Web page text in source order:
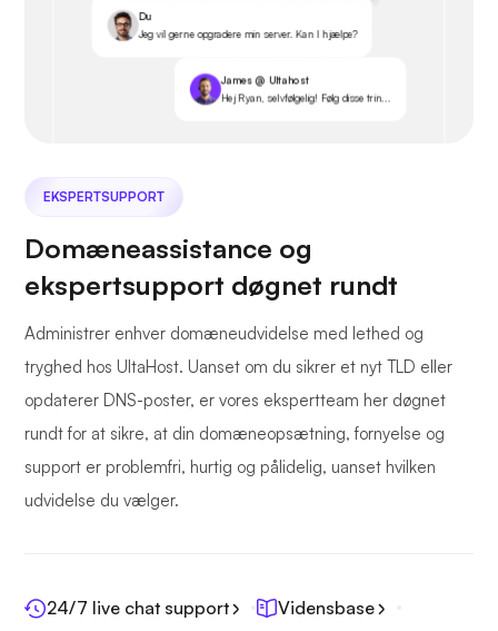
Du
Jeg vil gerne opgradere min server. Kan I hjælpe?
James @ Ultahost
Hej Ryan, selvfølgelig! Følg disse trin...
EKSPERTSUPPORT
Domæneassistance og
ekspertsupport døgnet rundt
Administrer enhver domæneudvidelse med lethed og
tryghed hos UltaHost. Uanset om du sikrer et nyt TLD eller
opdaterer DNS-poster, er vores ekspertteam her døgnet
rundt for at sikre, at din domæneopsætning, fornyelse og
support er problemfri, hurtig og pålidelig, uanset hvilken
udvidelse du vælger.
24/7 live chat support
Vidensbase